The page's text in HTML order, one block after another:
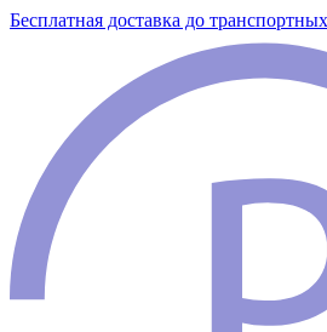
Бесплатная доставка до